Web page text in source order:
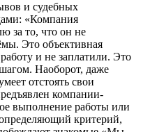
и судебных
«Компания
за то, что он не
Это объективная
и не заплатили. Это
Наоборот, даже
отстоять свои
компании-
выполнение работы или
критерий,